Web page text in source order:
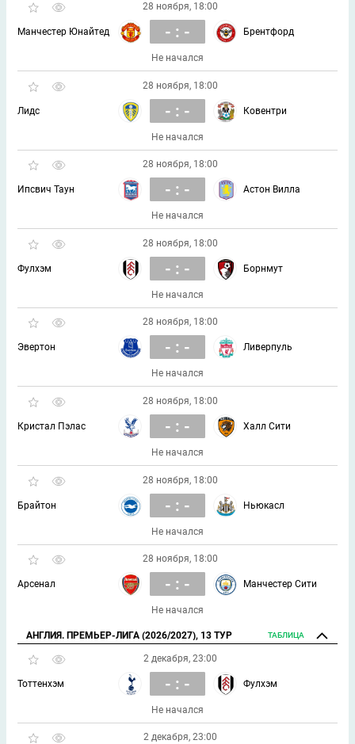
28 ноября, 18:00
Манчестер Юнайтед - : - Брентфорд
Не начался
28 ноября, 18:00
Лидс - : - Ковентри
Не начался
28 ноября, 18:00
Ипсвич Таун - : - Астон Вилла
Не начался
28 ноября, 18:00
Фулхэм - : - Борнмут
Не начался
28 ноября, 18:00
Эвертон - : - Ливерпуль
Не начался
28 ноября, 18:00
Кристал Пэлас - : - Халл Сити
Не начался
28 ноября, 18:00
Брайтон - : - Ньюкасл
Не начался
28 ноября, 18:00
Арсенал - : - Манчестер Сити
Не начался
АНГЛИЯ. ПРЕМЬЕР-ЛИГА (2026/2027), 13 ТУР ТАБЛИЦА
2 декабря, 23:00
Тоттенхэм - : - Фулхэм
Не начался
2 декабря, 23:00